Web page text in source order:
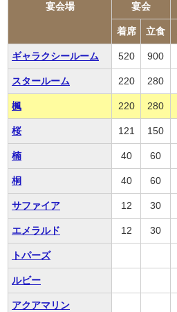
宴会場 宴会
着席 立食
ギャラクシールーム 520 900
スタールーム 220 280
楓 220 280
桜 121 150
楠 40 60
桐 40 60
サファイア 12 30
エメラルド 12 30
トパーズ
ルビー
アクアマリン